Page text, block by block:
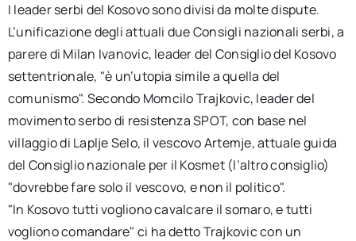
I leader serbi del Kosovo sono divisi da molte dispute.
L’unificazione degli attuali due Consigli nazionali serbi, a
parere di Milan Ivanovic, leader del Consiglio del Kosovo
settentrionale, "è un’utopia simile a quella del
comunismo". Secondo Momcilo Trajkovic, leader del
movimento serbo di resistenza SPOT, con base nel
villaggio di Laplje Selo, il vescovo Artemje, attuale guida
del Consiglio nazionale per il Kosmet (l’altro consiglio)
"dovrebbe fare solo il vescovo, e non il politico".
"In Kosovo tutti vogliono cavalcare il somaro, e tutti
vogliono comandare" ci ha detto Trajkovic con un